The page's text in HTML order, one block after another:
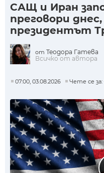
САЩ и Иран
преговори
президентът
от Теодора Гатева
Всичко от автора
07:00, 03.08.2026 Чете се за: